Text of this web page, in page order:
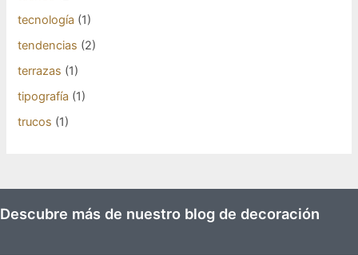
tecnología (1)
tendencias (2)
terrazas (1)
tipografía (1)
trucos (1)
Descubre más de nuestro blog de decoración